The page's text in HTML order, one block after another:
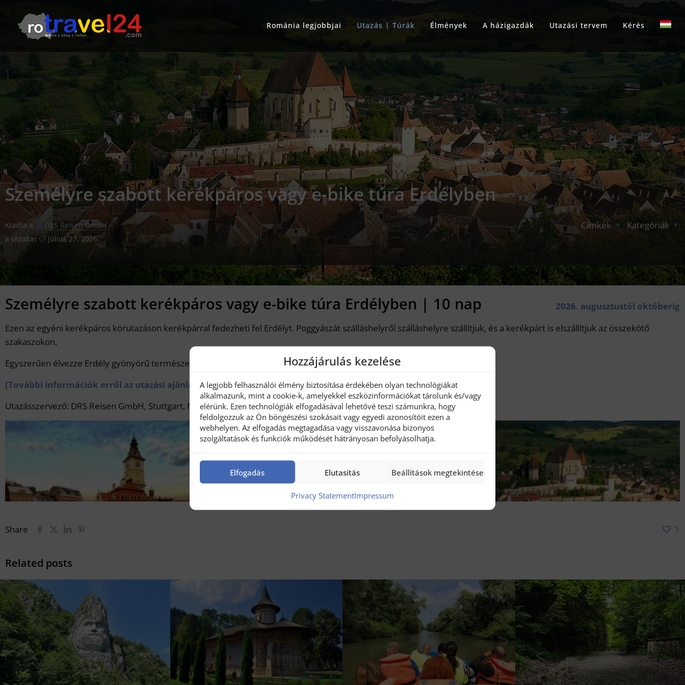
Hozzájárulás kezelése
A legjobb felhasználói élmény biztosítása érdekében olyan technológiákat
alkalmazunk, mint a cookie-k, amelyekkel eszközinformációkat tárolunk és/vagy
elérünk. Ezen technológiák elfogadásával lehetővé teszi számunkra, hogy
feldolgozzuk az Ön böngészési szokásait vagy egyedi azonosítóit ezen a
webhelyen. Az elfogadás megtagadása vagy visszavonása bizonyos
szolgáltatások és funkciók működését hátrányosan befolyásolhatja.
Elfogadás Elutasítás Beállítások megtekintése
Privacy StatementImpressum
Románia legjobbjai Utazás | Túrák Élmények A házigazdák Utazási tervem Kérés
Személyre szabott kerékpáros vagy e-bike túra Erdélyben
Kiadta a
DRS Reisen GmbH
a oldalon
július 27, 2026
Kategóriák
Címkék
Személyre szabott kerékpáros vagy e-bike túra Erdélyben | 10 nap
2026. augusztustól októberig
Ezen az egyéni kerékpáros körutazáson kerékpárral fedezheti fel Erdélyt. Poggyászát szálláshelyről szálláshelyre szállítjuk, és a kerékpárt is elszállítjuk az összekötő
szakaszokon.
Egyszerűen élvezze Erdély gyönyörű természetét és kulturális nevezetességeit kerékpárról. Mi gondoskodunk a többiről.
[További információk erről az utazási ajánlatról közvetlenül a szervezőtől …]
Utazásszervező: DRS Reisen GmbH, Stuttgart, Németország,https://drs-reisen.de/
Share 1
Related posts